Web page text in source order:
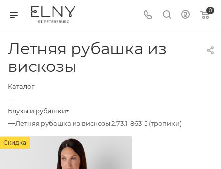
0
Летняя рубашка из
вискозы
Каталог
—
Блузы и рубашки
—Летняя рубашка из вискозы 2.73.1-863-5 (тропики)
Скидка
Скидка